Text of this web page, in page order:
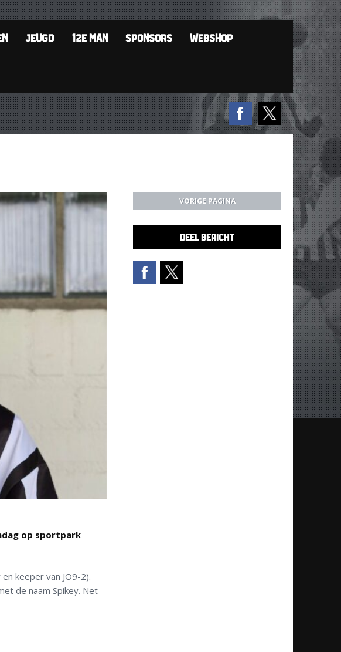
JEUGD 12E MAN SPONSORS WEBSHOP
op sportpark
keeper van JO9-2).
de naam Spikey. Net
VORIGE PAGINA
DEEL BERICHT